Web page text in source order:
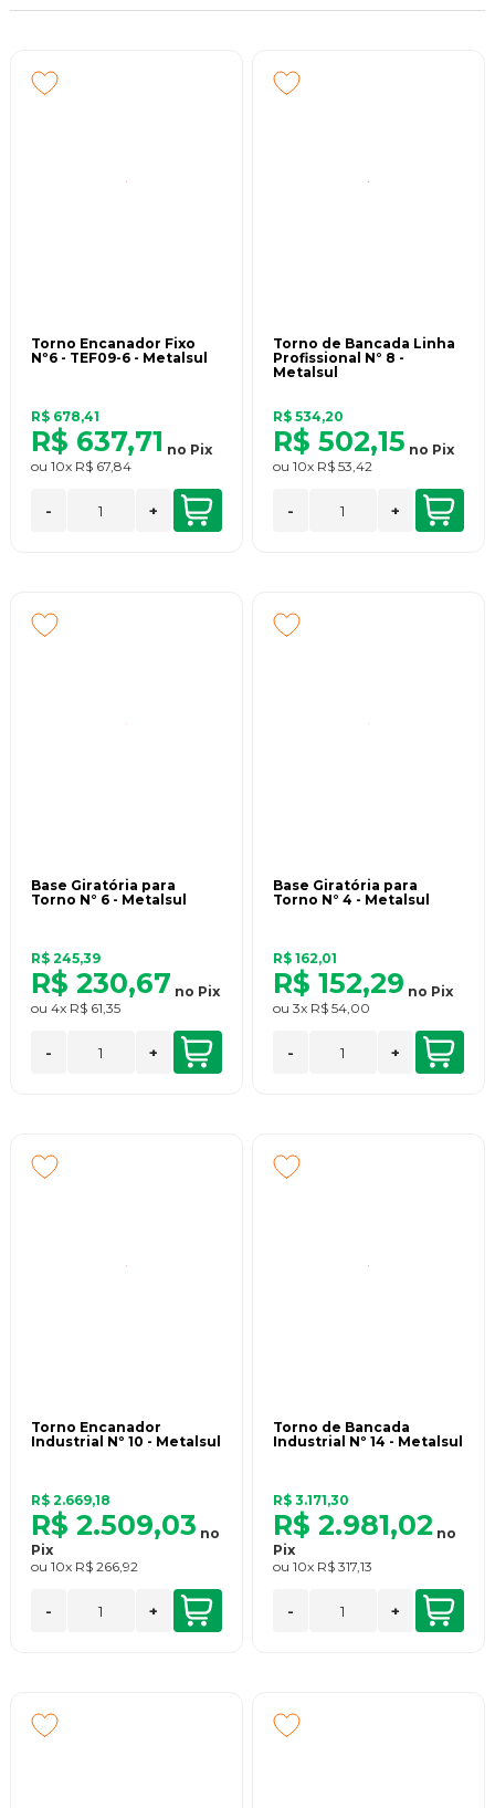
Na hora de executar seu trabalho não pense duas vezes, adquira
ferramentas com a marca Metalsul, a ferramenta do profissional.
Torno Encanador Fixo
Nº6 - TEF09-6 - Metalsul
R$ 678,41
R$ 637,71 no Pix
ou 10x R$ 67,84
- +
Torno de Bancada Linha
Profissional N° 8 -
Metalsul
R$ 534,20
R$ 502,15 no Pix
ou 10x R$ 53,42
- +
Base Giratória para
Torno N° 6 - Metalsul
R$ 245,39
R$ 230,67 no Pix
ou 4x R$ 61,35
- +
Base Giratória para
Torno N° 4 - Metalsul
R$ 162,01
R$ 152,29 no Pix
ou 3x R$ 54,00
- +
Torno Encanador
Industrial Nº 10 - Metalsul
R$ 2.669,18
R$ 2.509,03 no
Pix
ou 10x R$ 266,92
- +
Torno de Bancada
Industrial Nº 14 - Metalsul
R$ 3.171,30
R$ 2.981,02 no
Pix
ou 10x R$ 317,13
- +